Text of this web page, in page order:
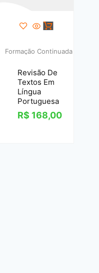
Formação Continuada
Revisão De
Textos Em
Língua
Portuguesa
R$ 168,00